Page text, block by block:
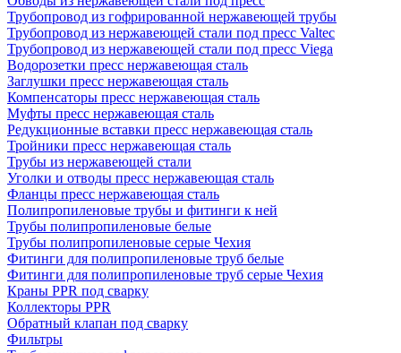
Трубопровод из гофрированной нержавеющей трубы
Трубопровод из нержавеющей стали под пресс Valtec
Трубопровод из нержавеющей стали под пресс Viega
Водорозетки пресс нержавеющая сталь
Заглушки пресс нержавеющая сталь
Компенсаторы пресс нержавеющая сталь
Муфты пресс нержавеющая сталь
Редукционные вставки пресс нержавеющая сталь
Тройники пресс нержавеющая сталь
Трубы из нержавеющей стали
Уголки и отводы пресс нержавеющая сталь
Фланцы пресс нержавеющая сталь
Полипропиленовые трубы и фитинги к ней
Трубы полипропиленовые белые
Трубы полипропиленовые серые Чехия
Фитинги для полипропиленовые труб белые
Фитинги для полипропиленовые труб серые Чехия
Краны PPR под сварку
Коллекторы PPR
Обратный клапан под сварку
Фильтры